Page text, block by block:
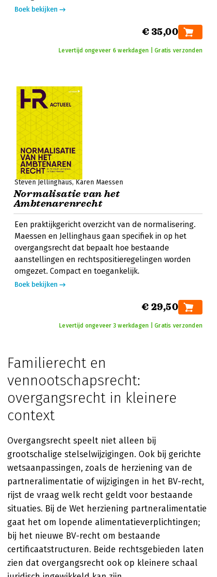
Boek bekijken
€ 35,00
Levertijd ongeveer 6 werkdagen | Gratis verzonden
Steven Jellinghaus Karen Maessen
Normalisatie van het
Ambtenarenrecht
Een praktijkgericht overzicht van de normalisering.
Maessen en Jellinghaus gaan specifiek in op het
overgangsrecht dat bepaalt hoe bestaande
aanstellingen en rechtspositieregelingen worden
omgezet. Compact en toegankelijk.
Boek bekijken
€ 29,50
Levertijd ongeveer 3 werkdagen | Gratis verzonden
Familierecht en
vennootschapsrecht:
overgangsrecht in kleinere
context
Overgangsrecht speelt niet alleen bij
grootschalige stelselwijzigingen. Ook bij gerichte
wetsaanpassingen, zoals de herziening van de
partneralimentatie of wijzigingen in het BV-recht,
rijst de vraag welk recht geldt voor bestaande
situaties. Bij de Wet herziening partneralimentatie
gaat het om lopende alimentatieverplichtingen;
bij het nieuwe BV-recht om bestaande
certificaatstructuren. Beide rechtsgebieden laten
zien dat overgangsrecht ook op kleinere schaal